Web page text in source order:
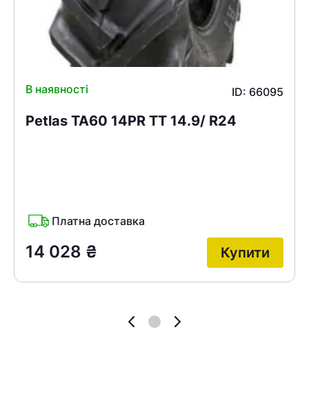
В наявності ID: 66095
Petlas TA60 14PR TT 14.9/ R24
Платна доставка
14 028 ₴ Купити